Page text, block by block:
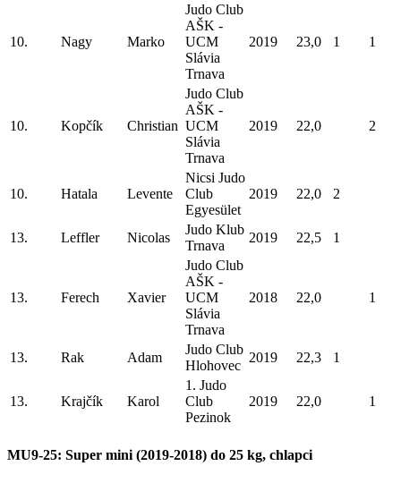
10. Nagy Marko
Judo Club
AŠK -
UCM
Slávia
Trnava
2019 23,0 1 1
10. Kopčík Christian
Judo Club
AŠK -
UCM
Slávia
Trnava
2019 22,0 2
10. Hatala Levente
Nicsi Judo
Club
Egyesület
2019 22,0 2
13. Leffler Nicolas
Judo Klub
Trnava
2019 22,5 1
13. Ferech Xavier
Judo Club
AŠK -
UCM
Slávia
Trnava
2018 22,0 1
13. Rak Adam
Judo Club
Hlohovec
2019 22,3 1
13. Krajčík Karol
1. Judo
Club
Pezinok
2019 22,0 1
MU9-25: Super mini (2019-2018) do 25 kg, chlapci